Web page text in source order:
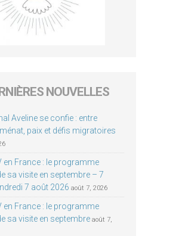
NOUVELLES
Aveline se confie : entre
paix et défis migratoires
en France : le programme
sa visite en septembre – 7
7 août 2026 août 7, 2026
en France : le programme
sa visite en septembre août 7,